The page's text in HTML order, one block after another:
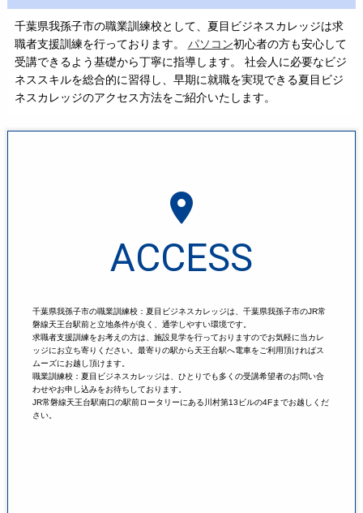
千葉県我孫子市の職業訓練校として、夏目ビジネスカレッジは求
職者支援訓練を行っております。 パソコン初心者の方も安心して
受講できるよう基礎から丁寧に指導します。 社会人に必要なビジ
ネススキルを総合的に習得し、早期に就職を実現できる夏目ビジ
ネスカレッジのアクセス方法をご紹介いたします。
room
ACCESS
千葉県我孫子市の職業訓練校：夏目ビジネスカレッジは、千葉県我孫子市のJR常
磐線天王台駅前と立地条件が良く、通学しやすい環境です。
求職者支援訓練をお考えの方は、施設見学を行っておりますのでお気軽に当カレ
ッジにお立ち寄りください。最寄りの駅から天王台駅へ電車をご利用頂ければス
ムーズにお越し頂けます。
職業訓練校：夏目ビジネスカレッジは、ひとりでも多くの受講希望者のお問い合
わせやお申し込みをお待ちしております。
JR常磐線天王台駅南口の駅前ロータリーにある川村第13ビルの4Fまでお越しくだ
さい。